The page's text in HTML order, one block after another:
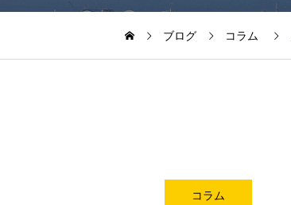
ブログ コラム
コラム